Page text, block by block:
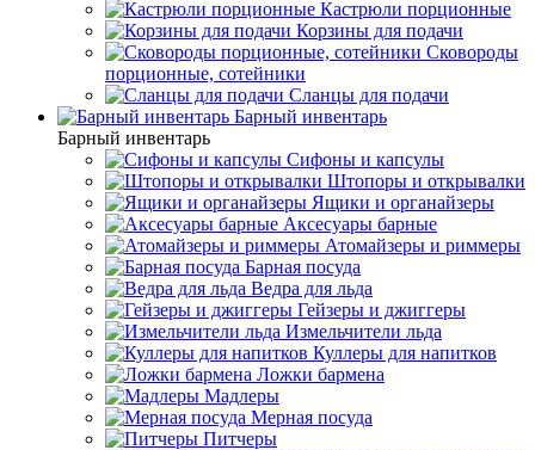
Кастрюли порционные
Корзины для подачи
Сковороды
порционные, сотейники
Сланцы для подачи
Барный инвентарь
Барный инвентарь
Сифоны и капсулы
Штопоры и открывалки
Ящики и органайзеры
Аксесуары барные
Атомайзеры и риммеры
Барная посуда
Ведра для льда
Гейзеры и джиггеры
Измельчители льда
Куллеры для напитков
Ложки бармена
Мадлеры
Мерная посуда
Питчеры